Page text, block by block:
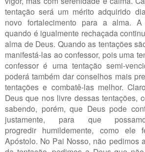
tentação será um mérito adquirido
novo fortalecimento para a alma. A
quando é igualmente rechaçada
alma de Deus. Quando as tentações
manifestá-las ao confessor, pois uma
confessor é uma tentação semi-
poderá também dar conselhos mais
tentações e combatê-las melhor.
Deus que nos livre dessas tentações,
sabendo, porém, que Deus pode
justamente, para que
progredir humildemente, como ele
Apóstolo. No Pai Nosso, não pedimos